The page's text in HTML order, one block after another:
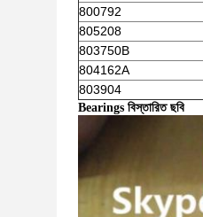
800792
805208
803750B
804162A
803904
Bearings বিস্তারিত ছবি